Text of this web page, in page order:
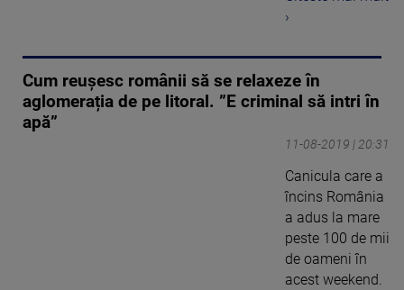
›
Cum reușesc românii să se relaxeze în
aglomerația de pe litoral. ”E criminal să intri în
apă”
11-08-2019 | 20:31
Canicula care a
încins România
a adus la mare
peste 100 de mii
de oameni în
acest weekend.